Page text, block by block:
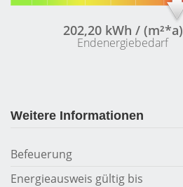
202,20 kWh / (m²*a)
Endenergiebedarf
Weitere Informationen
Befeuerung
Energieausweis gültig bis